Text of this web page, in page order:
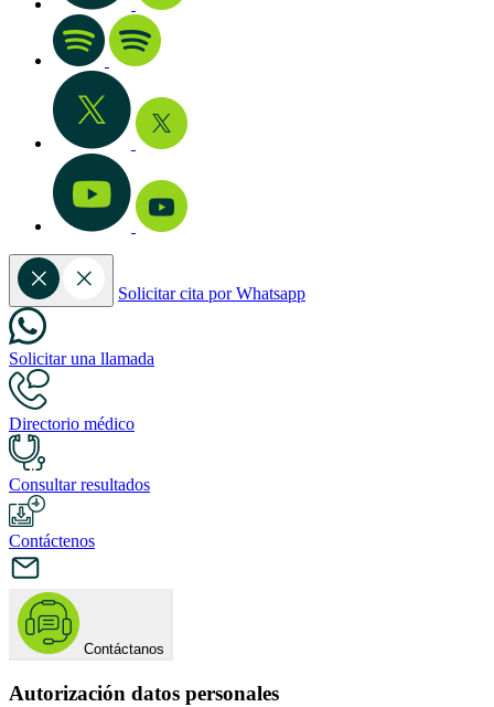
Solicitar cita por Whatsapp
Solicitar una llamada
Directorio médico
Consultar resultados
Contáctenos
Contáctanos
Autorización datos personales